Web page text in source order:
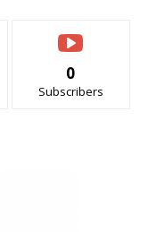
0
Subscribers